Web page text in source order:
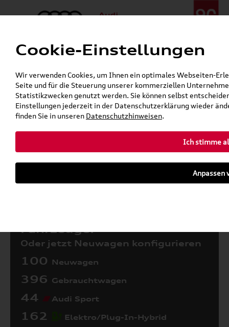
Menü
24h-Pannenhilfe:+49 (0)171 / 870 72 87
Gerade geöffnet
Verkauf:Mo. - Fr. 08:00 - 19:00 Uhr Sa. 09:00 - 13:00 Uhr
Service:Mo. - Fr. 06:00 - 20:00 Uhr Sa. 08:00 - 13:00 Uhr
Zurück zur Startseite
Fahrzeuge:
Oder jetzt Neuwagen konfigurieren
100 Neuwagen
396 Gebrauchtwagen
44 Audi Sport
162 Elektro/Plug-In-Hybrid
Cookie-Einstellungen
Wir verwenden Cookies, um Ihnen ein optimales Webseiten-
Seite und für die Steuerung unserer kommerziellen
Statistikzwecken genutzt werden. Sie können selbst
Einstellungen jederzeit in der Datenschutzerklärung wieder
finden Sie in unseren Datenschutzhinweisen.
Ich stimme
Anpassen